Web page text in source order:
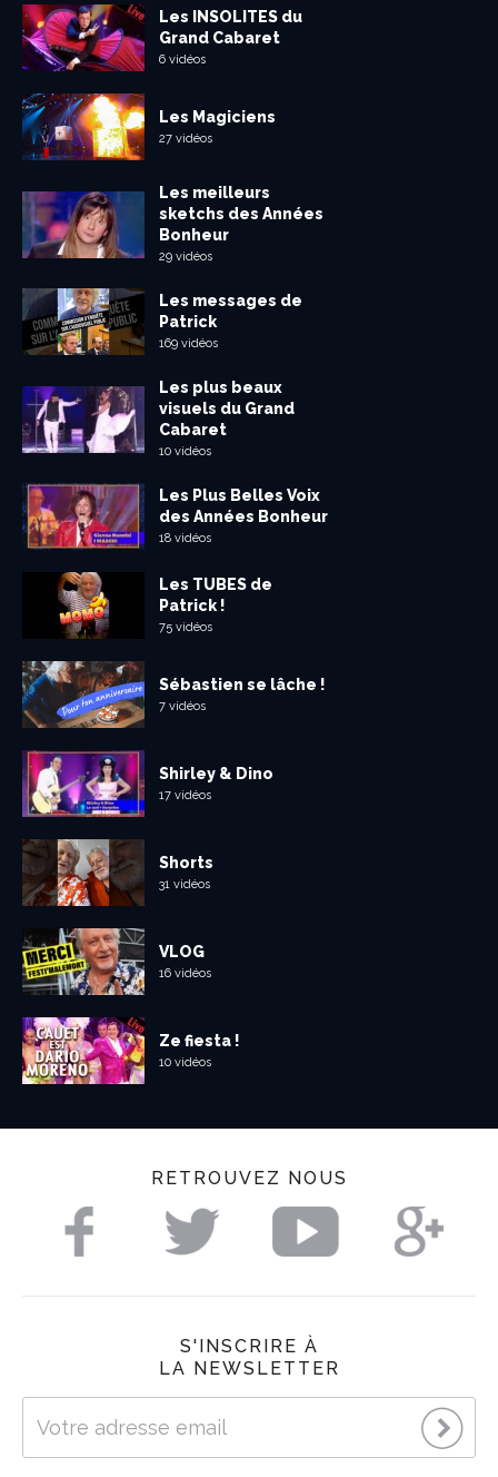
Les INSOLITES du
Grand Cabaret
6 vidéos
Les Magiciens
27 vidéos
Les meilleurs
sketchs des Années
Bonheur
29 vidéos
Les messages de
Patrick
169 vidéos
Les plus beaux
visuels du Grand
Cabaret
10 vidéos
Les Plus Belles Voix
des Années Bonheur
18 vidéos
Les TUBES de
Patrick !
75 vidéos
Sébastien se lâche !
7 vidéos
Shirley & Dino
17 vidéos
Shorts
31 vidéos
VLOG
16 vidéos
Ze fiesta !
10 vidéos
RETROUVEZ NOUS
S'INSCRIRE À
LA NEWSLETTER